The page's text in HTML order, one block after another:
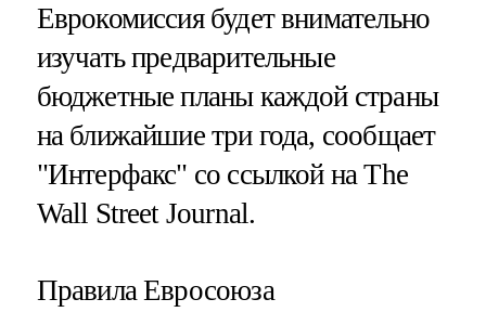
Еврокомиссия будет внимательно
изучать предварительные
бюджетные планы каждой страны
на ближайшие три года, сообщает
"Интерфакс" со ссылкой на The
Wall Street Journal.
Правила Евросоюза